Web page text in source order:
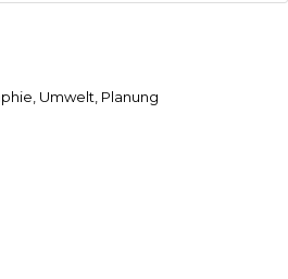
Umwelt, Planung